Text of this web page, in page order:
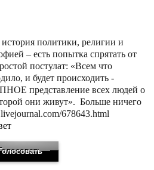
политики, религии и
– есть попытка спрятать от
постулат: «Всем что
и будет происходить -
представление всех людей о
они живут». Больше ничего
678643.html